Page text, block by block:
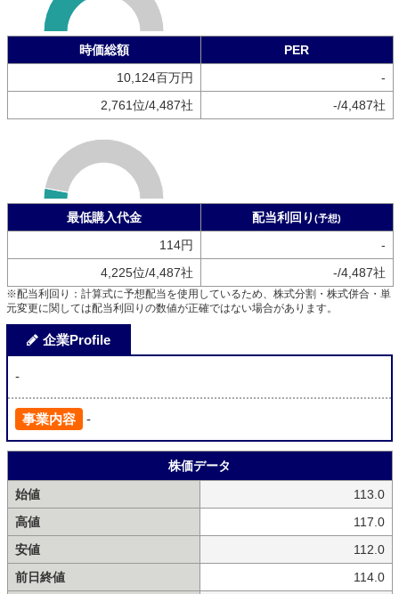
時価総額
PER
10,124百万円
-
2,761位/4,487社
-/4,487社
最低購入代金 配当利回り (予想)
114円
-
4,225位/4,487社
-/4,487社
※配当利回り：計算式に予想配当を使用しているため、株式分割・株式併合・単
元変更に関しては配当利回りの数値が正確ではない場合があります。
企業Profile
-
事業内容 -
株価データ
始値
113.0
高値
117.0
安値
112.0
前日終値
114.0